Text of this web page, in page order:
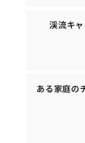
渓流キ
ある家庭の